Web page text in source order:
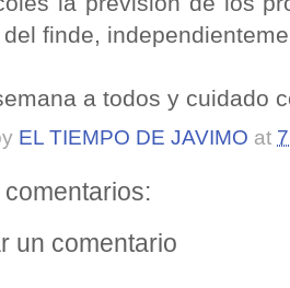
finde,
a todos y cuidado
EL TIEMPO DE JAVIMO at
un comentario